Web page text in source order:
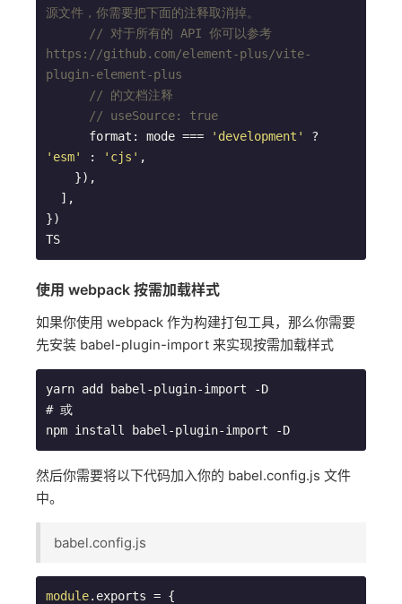
源文件，你需要把下面的注释取消掉。
// 对于所有的 API 你可以参考
https://github.com/element-plus/vite-
plugin-element-plus
// 的文档注释
// useSource: true
      format: mode ===
'development'
'esm'
: 'cjs' ,
TS
使用 webpack 按需加载样式
如果你使用 webpack 作为构建打包工具，那么你需要
先安装 babel-plugin-import 来实现按需加载样式
yarn add babel-plugin-import -D
# 或
npm install babel-plugin-import -D
然后你需要将以下代码加入你的 babel.config.js 文件
中。
babel.config.js
module.exports = {